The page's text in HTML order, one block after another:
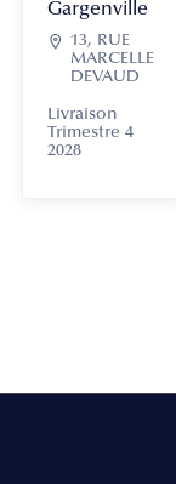
Gargenville
 13, RUE
MARCELLE
DEVAUD
Livraison
Trimestre 4
2028